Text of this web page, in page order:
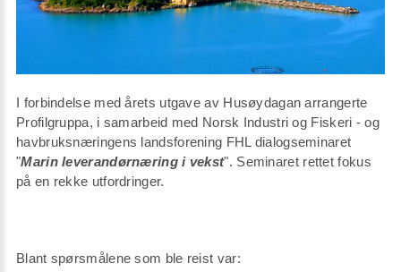
I forbindelse med årets utgave av Husøydagan arrangerte
Profilgruppa, i samarbeid med Norsk Industri og Fiskeri - og
havbruksnæringens landsforening FHL dialogseminaret
"Marin leverandørnæring i vekst". Seminaret rettet fokus
på en rekke utfordringer.
Blant spørsmålene som ble reist var: